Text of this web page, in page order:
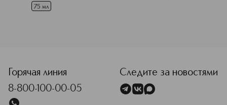
75 мл
Горячая линия
8-800-100-00-05
Следите за новостями